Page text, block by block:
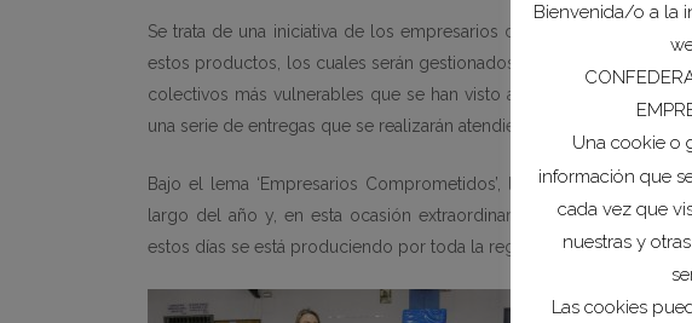
Se trata de una iniciativa de los empresarios de la comarca de
estos productos, los cuales serán gestionados por los Servicios
colectivos más vulnerables que se han visto afectados por la crisis
una serie de entregas que se realizarán atendiendo a las
Bajo el lema ‘Empresarios Comprometidos’, la patronal
largo del año y, en esta ocasión extraordinaria, también se han
estos días se está produciendo por toda la región.
Bienvenida/o a la
Una cookie o
información que
cada vez que
nuestras y
Las cookies